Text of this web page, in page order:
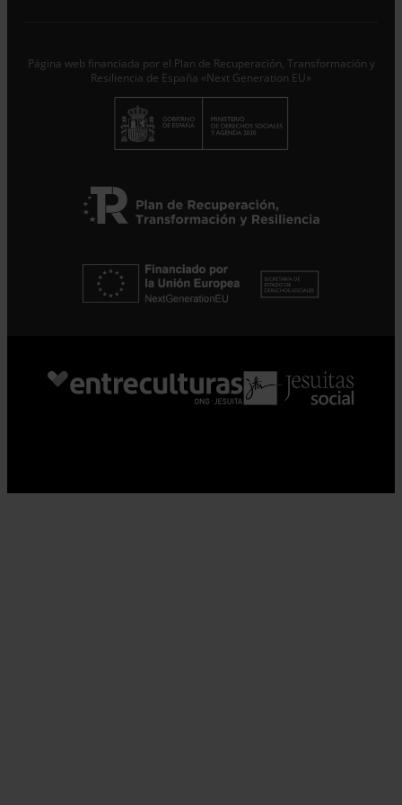
Suscribirme
Página web financiada por el Plan de Recuperación, Transformación y
Resiliencia de España «Next Generation EU»